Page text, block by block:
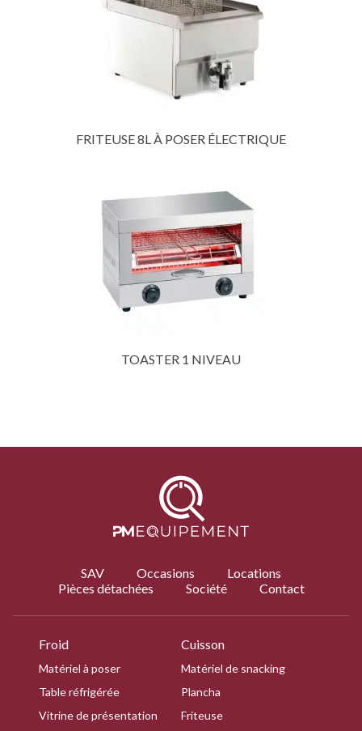
FRITEUSE 8L À POSER ÉLECTRIQUE
TOASTER 1 NIVEAU
SAV Occasions
Locations
Pièces détachées
Société Contact
Froid
Matériel à poser
Table réfrigérée
Vitrine de présentation
Cuisson
Matériel de snacking
Plancha
Friteuse